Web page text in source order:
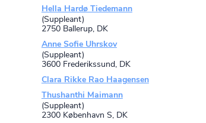
Hella Hardø Tiedemann
(Suppleant)
2750 Ballerup, DK
Anne Sofie Uhrskov
(Suppleant)
3600 Frederikssund, DK
Clara Rikke Rao Haagensen
Thushanthi Maimann
(Suppleant)
2300 København S, DK